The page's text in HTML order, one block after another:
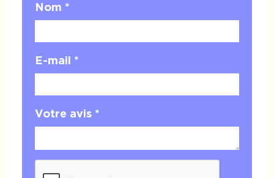
Nom *
E-mail *
Votre avis *